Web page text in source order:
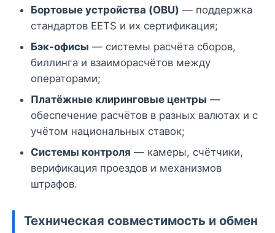
Бортовые устройства (OBU) — поддержка
стандартов EETS и их сертификация;
Бэк-офисы — системы расчёта сборов,
биллинга и взаиморасчётов между
операторами;
Платёжные клиринговые центры —
обеспечение расчётов в разных валютах и с
учётом национальных ставок;
Системы контроля — камеры, счётчики,
верификация проездов и механизмов
штрафов.
Техническая совместимость и обмен